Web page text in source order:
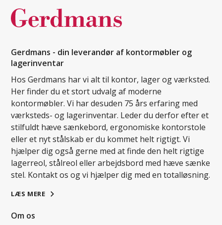
Gerdmans - din leverandør af kontormøbler og
lagerinventar
Hos Gerdmans har vi alt til kontor, lager og værksted.
Her finder du et stort udvalg af moderne
kontormøbler. Vi har desuden 75 års erfaring med
værksteds- og lagerinventar. Leder du derfor efter et
stilfuldt hæve sænkebord, ergonomiske kontorstole
eller et nyt stålskab er du kommet helt rigtigt. Vi
hjælper dig også gerne med at finde den helt rigtige
lagerreol, stålreol eller arbejdsbord med hæve sænke
stel. Kontakt os og vi hjælper dig med en totalløsning.
LÆS MERE
Om os